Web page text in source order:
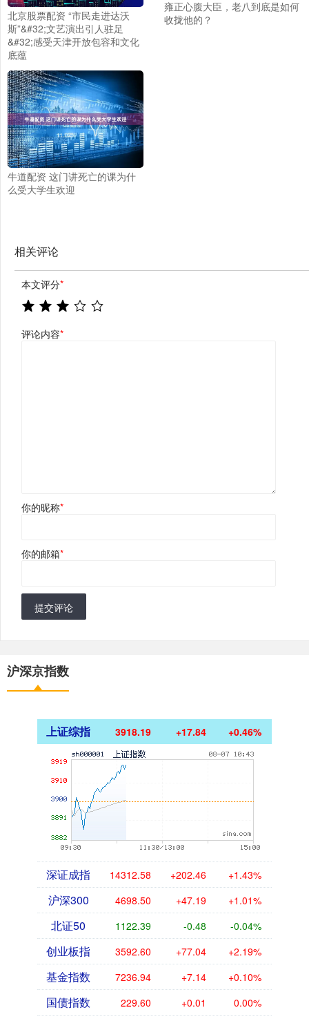
北京股票配资 “市民走进达沃
斯”&#32;文艺演出引人驻足
&#32;感受天津开放包容和文化
底蕴
雍正心腹大臣，老八到底是如何
收拢他的？
牛道配资 这门讲死亡的课为什
么受大学生欢迎
相关评论
本文评分*
评论内容*
你的昵称*
你的邮箱*
提交评论
沪深京指数
上证综指 3918.19 +17.84 +0.46%
深证成指 14312.58 +202.46 +1.43%
沪深300 4698.50 +47.19 +1.01%
北证50 1122.39 -0.48 -0.04%
创业板指 3592.60 +77.04 +2.19%
基金指数 7236.94 +7.14 +0.10%
国债指数 229.60 +0.01 0.00%